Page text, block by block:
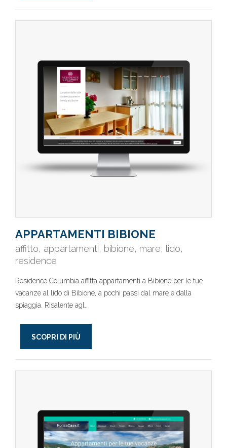
APPARTAMENTI BIBIONE
affitto, appartamenti, bibione, mare, lido,
residence
Residence Columbia affitta appartamenti a Bibione per le tue
vacanze al lido di Bibione, a pochi passi dal mare e dalla
spiaggia. Risalente agl..
SCOPRI DI PIÙ